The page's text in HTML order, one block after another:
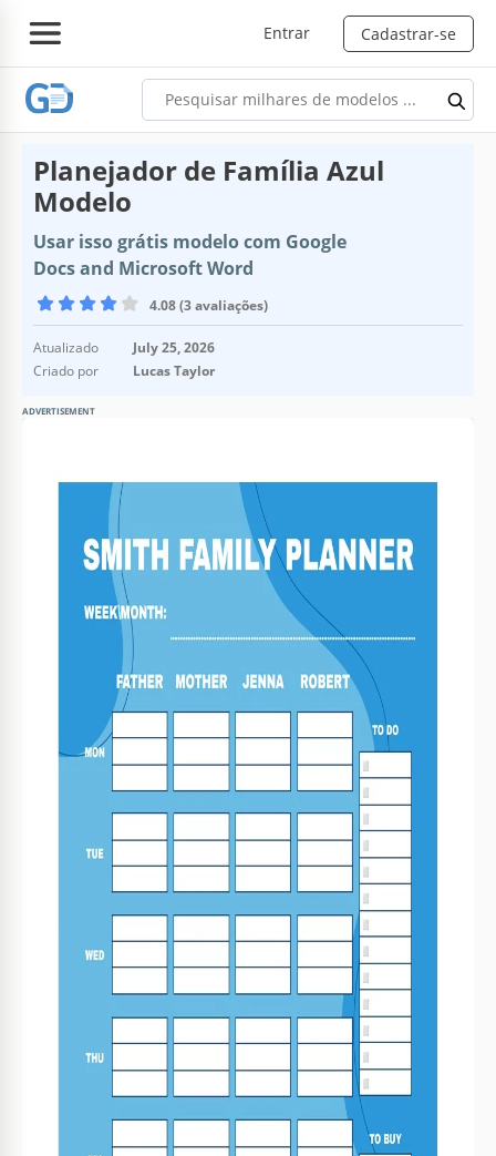
Entrar Cadastrar-se
Planejador de Família Azul
Modelo
Usar isso grátis modelo com Google
Docs and Microsoft Word
4.08 (3 avaliações)
Atualizado
July 25, 2026
Criado por
Lucas Taylor
ADVERTISEMENT